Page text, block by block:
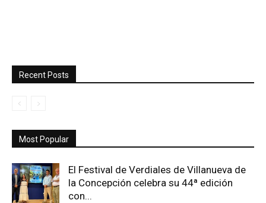
Recent Posts
Most Popular
El Festival de Verdiales de Villanueva de
la Concepción celebra su 44ª edición
con...